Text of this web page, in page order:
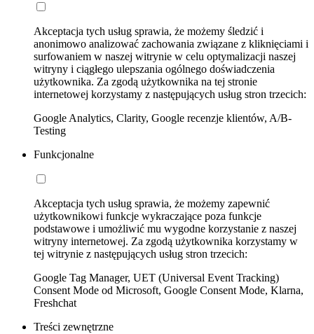
Akceptacja tych usług sprawia, że możemy śledzić i
anonimowo analizować zachowania związane z kliknięciami i
surfowaniem w naszej witrynie w celu optymalizacji naszej
witryny i ciągłego ulepszania ogólnego doświadczenia
użytkownika. Za zgodą użytkownika na tej stronie
internetowej korzystamy z następujących usług stron trzecich:
Google Analytics, Clarity, Google recenzje klientów, A/B-
Testing
Funkcjonalne
Akceptacja tych usług sprawia, że możemy zapewnić
użytkownikowi funkcje wykraczające poza funkcje
podstawowe i umożliwić mu wygodne korzystanie z naszej
witryny internetowej. Za zgodą użytkownika korzystamy w
tej witrynie z następujących usług stron trzecich:
Google Tag Manager, UET (Universal Event Tracking)
Consent Mode od Microsoft, Google Consent Mode, Klarna,
Freshchat
Treści zewnętrzne